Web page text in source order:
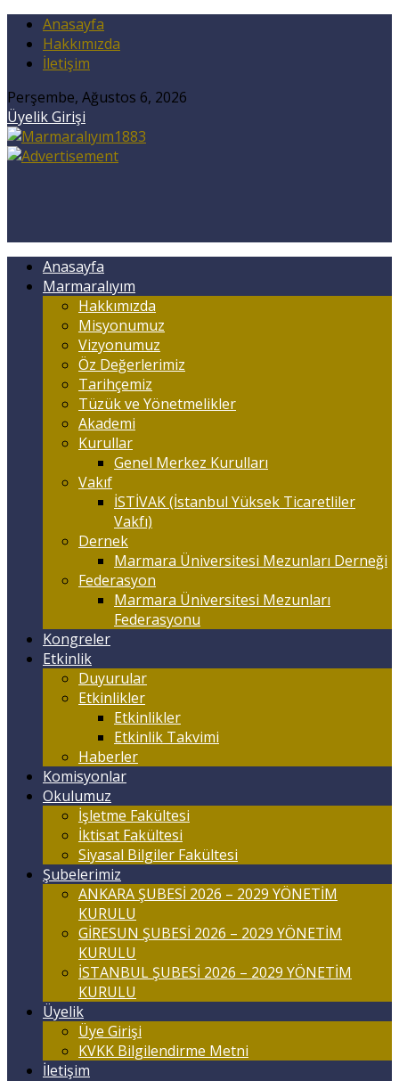
Anasayfa
Hakkımızda
İletişim
Perşembe, Ağustos 6, 2026
Üyelik Girişi
Anasayfa
Marmaralıyım
Hakkımızda
Misyonumuz
Vizyonumuz
Öz Değerlerimiz
Tarihçemiz
Tüzük ve Yönetmelikler
Akademi
Kurullar
Genel Merkez Kurulları
Vakıf
İSTİVAK (İstanbul Yüksek Ticaretliler
Vakfı)
Dernek
Marmara Üniversitesi Mezunları Derneği
Federasyon
Marmara Üniversitesi Mezunları
Federasyonu
Kongreler
Etkinlik
Duyurular
Etkinlikler
Etkinlikler
Etkinlik Takvimi
Haberler
Komisyonlar
Okulumuz
İşletme Fakültesi
İktisat Fakültesi
Siyasal Bilgiler Fakültesi
Şubelerimiz
ANKARA ŞUBESİ 2026 – 2029 YÖNETİM
KURULU
GİRESUN ŞUBESİ 2026 – 2029 YÖNETİM
KURULU
İSTANBUL ŞUBESİ 2026 – 2029 YÖNETİM
KURULU
Üyelik
Üye Girişi
KVKK Bilgilendirme Metni
İletişim